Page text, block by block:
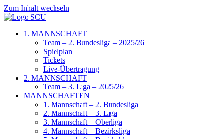
Zum Inhalt wechseln
1. MANNSCHAFT
Team – 2. Bundesliga – 2025/26
Spielplan
Tickets
Live-Übertragung
2. MANNSCHAFT
Team – 3. Liga – 2025/26
MANNSCHAFTEN
1. Mannschaft – 2. Bundesliga
2. Mannschaft – 3. Liga
3. Mannschaft – Oberliga
4. Mannschaft – Bezirksliga